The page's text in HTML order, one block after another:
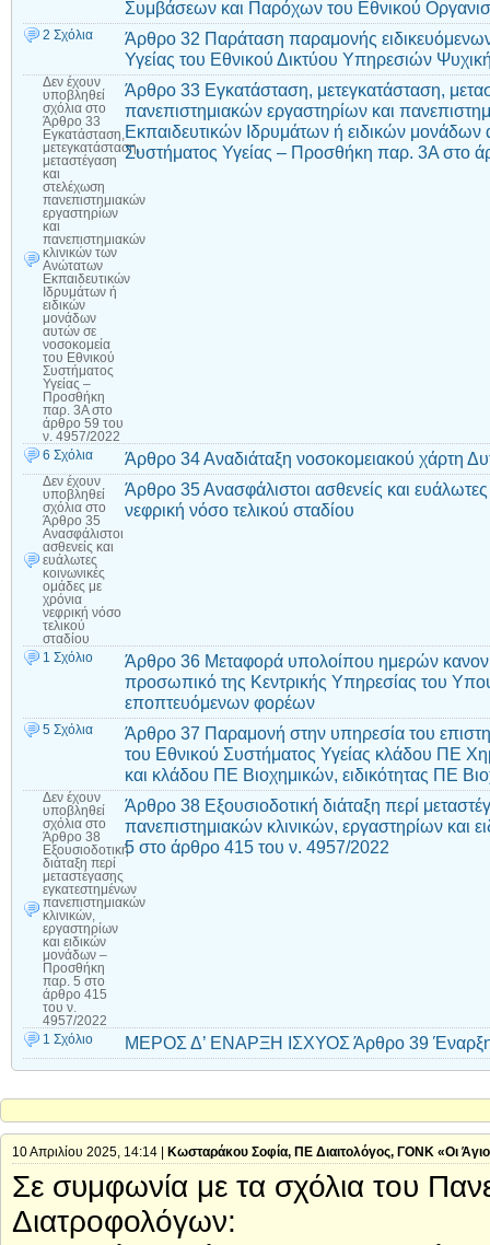
Συμβάσεων και Παρόχων του Εθνικού
2 Σχόλια
Άρθρο 32 Παράταση παραμονής
Υγείας του Εθνικού Δικτύου Υπηρεσιών
Δεν έχουν
υποβληθεί
σχόλια στο
Άρθρο 33
Εγκατάσταση,
μετεγκατάσταση,
μεταστέγαση
και
στελέχωση
πανεπιστημιακών
εργαστηρίων
και
πανεπιστημιακών
κλινικών των
Ανώτατων
Εκπαιδευτικών
Ιδρυμάτων ή
ειδικών
μονάδων
αυτών σε
νοσοκομεία
του Εθνικού
Συστήματος
Υγείας –
Προσθήκη
παρ. 3Α στο
άρθρο 59 του
ν. 4957/2022
Άρθρο 33 Εγκατάσταση, μετεγκατάσταση,
πανεπιστημιακών εργαστηρίων και
Εκπαιδευτικών Ιδρυμάτων ή ειδικών
Συστήματος Υγείας – Προσθήκη παρ. 3Α στο
6 Σχόλια Άρθρο 34 Αναδιάταξη νοσοκομειακού χάρτη
Δεν έχουν
υποβληθεί
σχόλια στο
Άρθρο 35
Ανασφάλιστοι
ασθενείς και
ευάλωτες
κοινωνικές
ομάδες με
χρόνια
νεφρική νόσο
τελικού
σταδίου
Άρθρο 35 Ανασφάλιστοι ασθενείς και
νεφρική νόσο τελικού σταδίου
1 Σχόλιο
Άρθρο 36 Μεταφορά υπολοίπου ημερών
προσωπικό της Κεντρικής Υπηρεσίας του
εποπτευόμενων φορέων
5 Σχόλια
Άρθρο 37 Παραμονή στην υπηρεσία του
του Εθνικού Συστήματος Υγείας κλάδου ΠΕ
και κλάδου ΠΕ Βιοχημικών, ειδικότητας ΠΕ
Δεν έχουν
υποβληθεί
σχόλια στο
Άρθρο 38
Εξουσιοδοτική
διάταξη περί
μεταστέγασης
εγκατεστημένων
πανεπιστημιακών
κλινικών,
εργαστηρίων
και ειδικών
μονάδων –
Προσθήκη
παρ. 5 στο
άρθρο 415
του ν.
4957/2022
Άρθρο 38 Εξουσιοδοτική διάταξη περί
πανεπιστημιακών κλινικών, εργαστηρίων
5 στο άρθρο 415 του ν. 4957/2022
1 Σχόλιο ΜΕΡΟΣ Δ’ ΕΝΑΡΞΗ ΙΣΧΥΟΣ Άρθρο 39 Έναρξη
10 Απριλίου 2025, 14:14 | Κωσταράκου Σοφία, ΠΕ Διαιτολόγος, ΓΟΝΚ «Οι
Σε συμφωνία με τα σχόλια του
Διατροφολόγων: